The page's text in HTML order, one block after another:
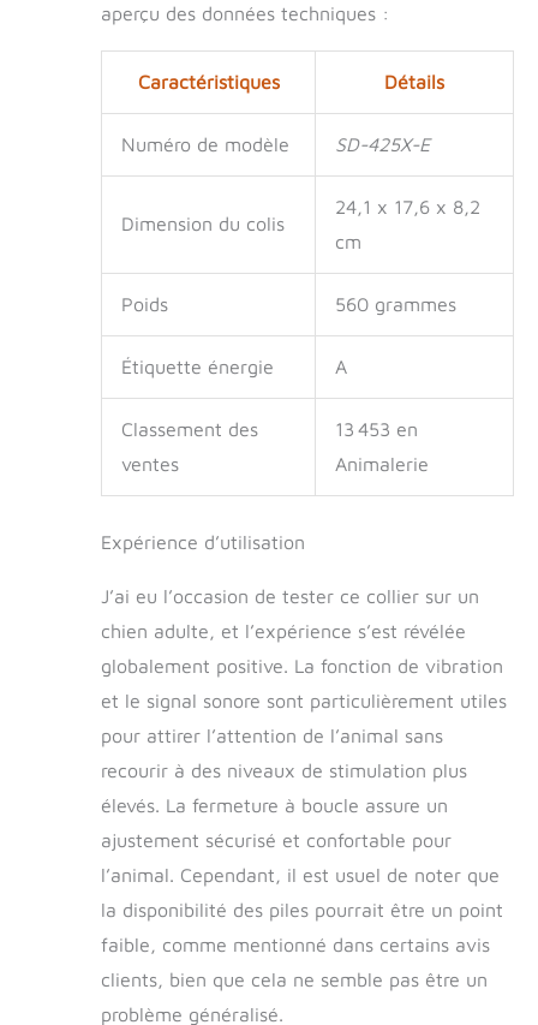
indicateur de
a une garantie du
fabricant de 2 ans.
Le fonctionnement
permet de rester
concentré sur votre
aperçu des données techniques :
Caractéristiques Détails
Numéro de modèle SD-425X-E
Dimension du colis
24,1 x 17,6 x 8,2
cm
Poids 560 grammes
Étiquette énergie A
Classement des
ventes
13 453 en
Animalerie
Expérience d’utilisation
J’ai eu l’occasion de tester ce collier sur un
chien adulte, et l’expérience s’est révélée
globalement positive. La fonction de vibration
et le signal sonore sont particulièrement utiles
pour attirer l’attention de l’animal sans
recourir à des niveaux de stimulation plus
élevés. La fermeture à boucle assure un
ajustement sécurisé et confortable pour
l’animal. Cependant, il est usuel de noter que
la disponibilité des piles pourrait être un point
faible, comme mentionné dans certains avis
clients, bien que cela ne semble pas être un
problème généralisé.